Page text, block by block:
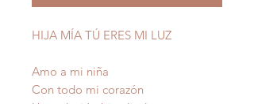
HIJA MÍA TÚ ERES MI LUZ
Amo a mi niña
Con todo mi corazón